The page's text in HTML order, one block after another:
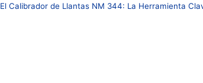
El Calibrador de Llantas NM 344: La Herramienta